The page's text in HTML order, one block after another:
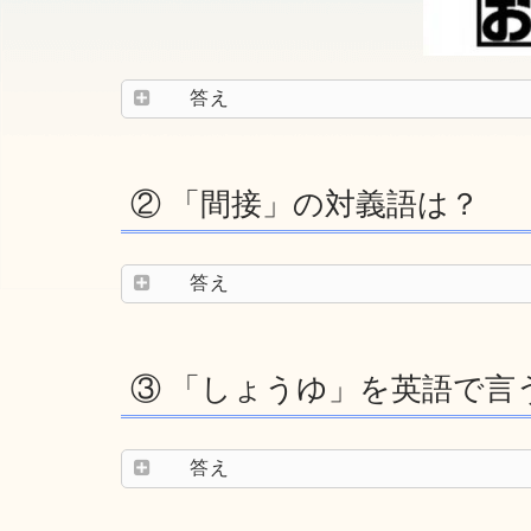
答え
② 「間接」の対義語は？
答え
③ 「しょうゆ」を英語で言
答え